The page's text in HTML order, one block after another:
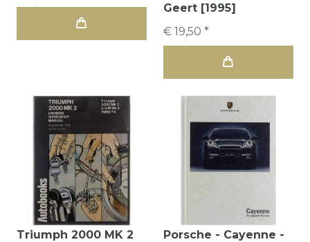
Geert [1995]
€ 19,50 *
Triumph 2000 MK 2
Porsche - Cayenne -